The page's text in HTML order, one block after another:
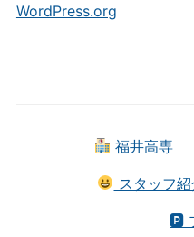
WordPress.org
福井高専
スタッフ紹
🅿